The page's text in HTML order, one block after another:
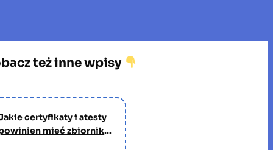
też inne wpisy
certyfikaty i atesty
mieć zbiornik